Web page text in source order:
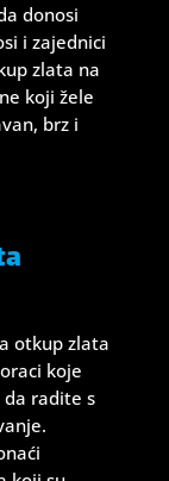
donosi
i zajednici
zlata na
koji žele
brz i
otkup zlata
koje
radite s